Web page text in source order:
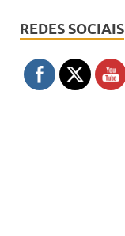
REDES SOCIAIS